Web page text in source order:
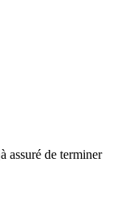
assuré de terminer